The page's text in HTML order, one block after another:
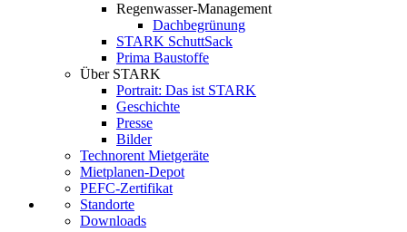
Regenwasser-Management
Dachbegrünung
STARK SchuttSack
Prima Baustoffe
Über STARK
Portrait: Das ist STARK
Geschichte
Presse
Bilder
Technorent Mietgeräte
Mietplanen-Depot
PEFC-Zertifikat
Standorte
Downloads